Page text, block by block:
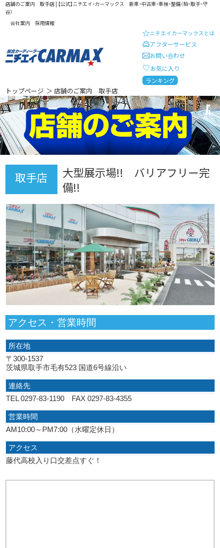
店舗のご案内 取手店 | 【公式】ニチエイ・カーマックス 新車・中古車・車検・整備（柏・取手・守
谷）
会社案内
採用情報
総合カーディーラー ニチエイ・
ニチエイカーマックスとは
アフターサービス
お問い合わせ
お気に入り
ランキング
トップページ ＞ 店舗のご案内 取手店
取手店
大型展示場!! バリアフリー完
備!!
アクセス・営業時間
所在地
〒300-1537
茨城県取手市毛有523 国道6号線沿い
連絡先
TEL 0297-83-1190 FAX 0297-83-4355
営業時間
AM10:00～PM7:00（水曜定休日）
アクセス
藤代高校入り口交差点すぐ！